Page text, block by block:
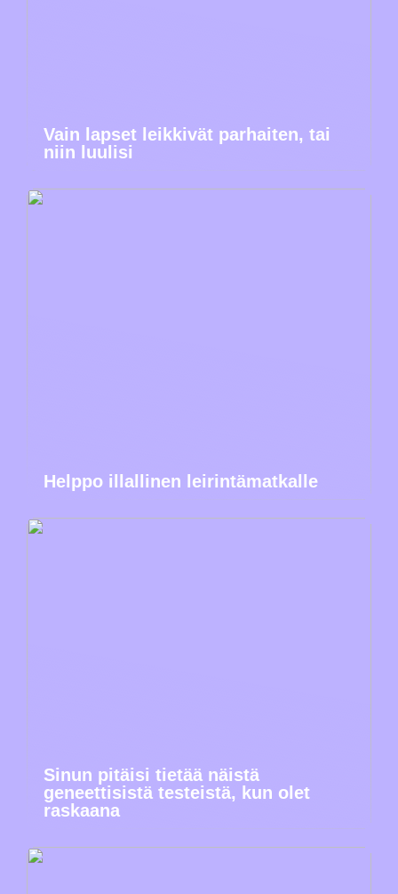
Vain lapset leikkivät parhaiten, tai
niin luulisi
Helppo illallinen leirintämatkalle
Sinun pitäisi tietää näistä
geneettisistä testeistä, kun olet
raskaana